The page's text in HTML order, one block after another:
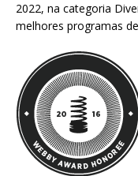
2022, na categoria
melhores programas